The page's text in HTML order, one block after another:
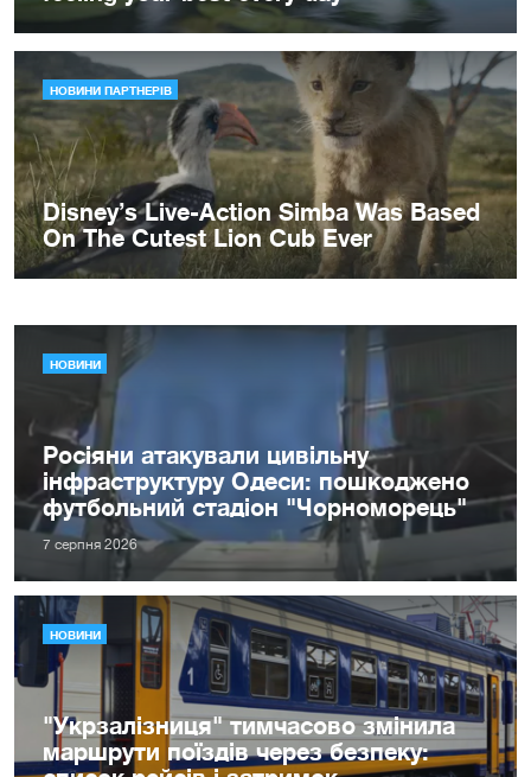
НОВИНИ
Росіяни атакували цивільну
інфраструктуру Одеси: пошкоджено
футбольний стадіон "Чорноморець"
7 серпня 2026
НОВИНИ
"Укрзалізниця" тимчасово змінила
маршрути поїздів через безпеку: